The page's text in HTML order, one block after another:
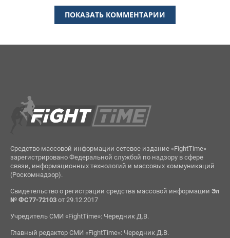
ПОКАЗАТЬ КОММЕНТАРИИ
Средство массовой информации сетевое издание «FightTime»
зарегистрировано Федеральной службой по надзору в сфере
связи, информационных технологий и массовых коммуникаций
(Роскомнадзор).
Свидетельство о регистрации средства массовой информации Эл
№ ФС77-72103от 29.12.2017
Учредитель СМИ «FightTime»: Чередник Д.В.
Главный редактор СМИ «FightTime»: Чередник Д.В.